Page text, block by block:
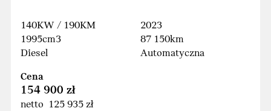
140KW / 190KM
1995cm3
Diesel
2023
87 150km
Automatyczna
Cena
154 900 zł
netto 125 935 zł